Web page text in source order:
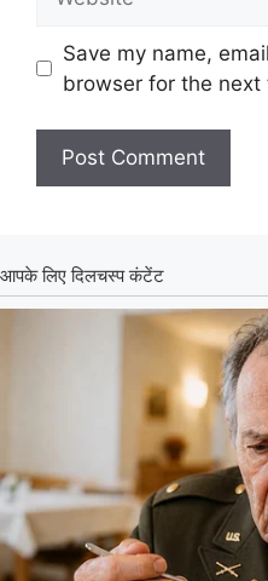
Save my name,
browser for the next